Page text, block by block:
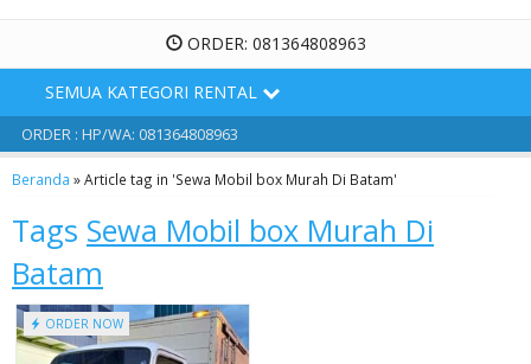
ORDER: 081364808963
SEMUA KATEGORI RENTAL
ORDER : HP/WA: 081364808963
Beranda »Article tag in 'Sewa Mobil box Murah Di Batam'
Tags Sewa Mobil box Murah Di
Batam
ORDER NOW